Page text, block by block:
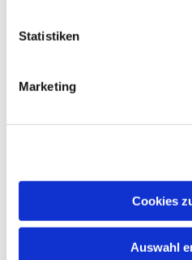
Statistiken
Marketing
Cookies
Auswahl